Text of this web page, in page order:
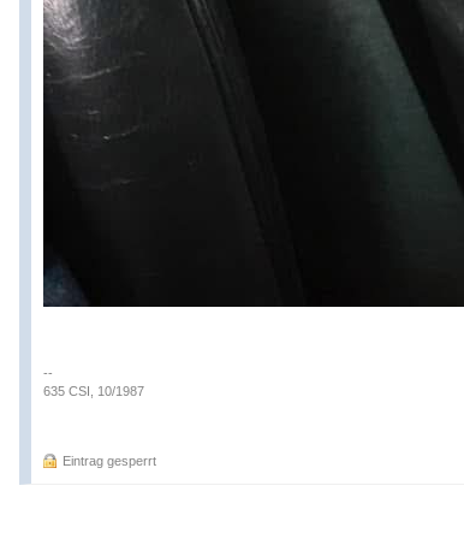
--
635 CSI, 10/1987
Eintrag gesperrt